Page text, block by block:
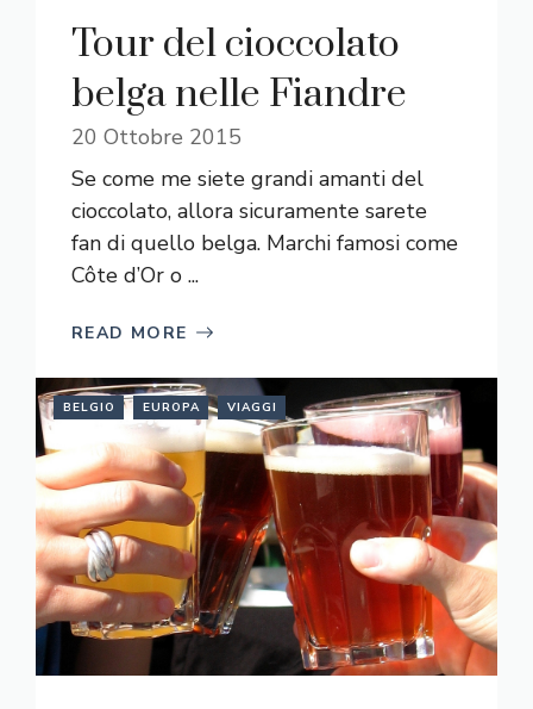
Tour del cioccolato
belga nelle Fiandre
20 Ottobre 2015
Se come me siete grandi amanti del
cioccolato, allora sicuramente sarete
fan di quello belga. Marchi famosi come
Côte d’Or o ...
READ MORE
BELGIO EUROPA VIAGGI